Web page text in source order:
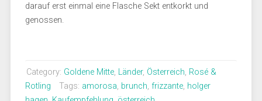
darauf erst einmal eine Flasche Sekt entkorkt und
genossen.
Category: Goldene Mitte, Länder, Österreich, Rosé &
Rotling
Tags: amorosa, brunch, frizzante, holger